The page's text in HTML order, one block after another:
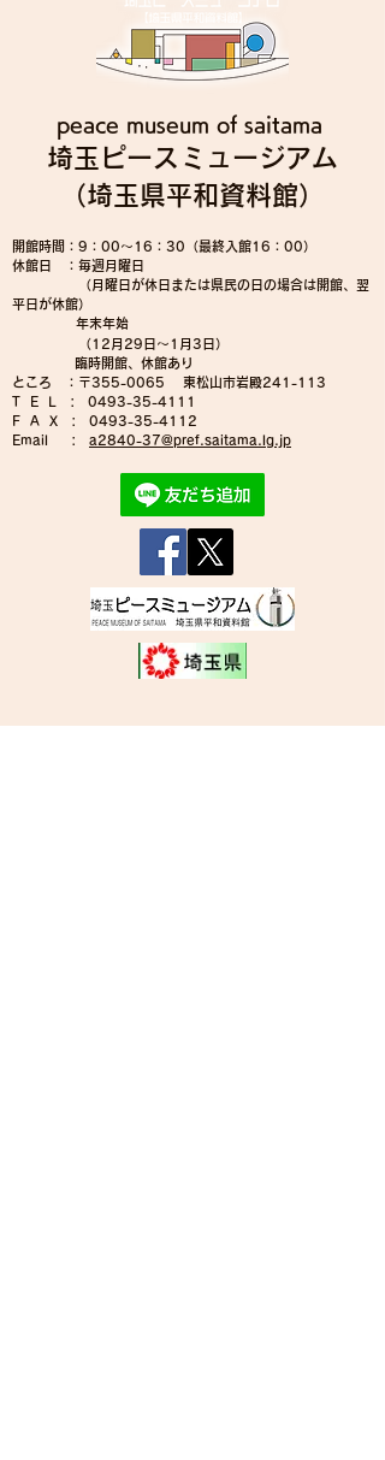
peace museum of saitama
埼玉ピースミュージアム​
（埼玉県平和資料館）
​開館時間：9：00～16：30（最終入館16：00）
休館日 ：毎週月曜日
（月曜日が休日または県民の日の場合は開館、翌
平日が休館）
年末年始​​
（12月29日～1月3日）
​ 臨時開館、休館あり
ところ ：〒355-0065
東松山市岩殿241-113
T E L : 0493-35-4111
F A X : 0493-35-4112
Email : a2840-37@pref.saitama.lg.jp